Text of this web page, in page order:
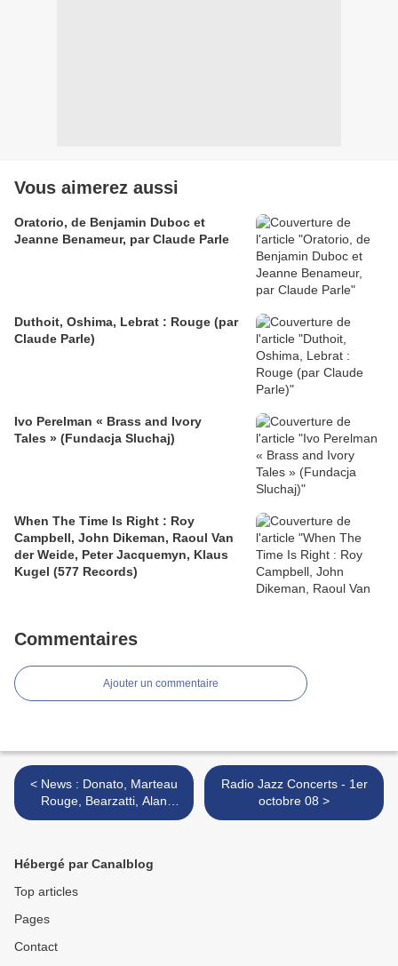
Vous aimerez aussi
Oratorio, de Benjamin Duboc et
Jeanne Benameur, par Claude Parle
Duthoit, Oshima, Lebrat : Rouge (par
Claude Parle)
Ivo Perelman « Brass and Ivory
Tales » (Fundacja Sluchaj)
When The Time Is Right : Roy
Campbell, John Dikeman, Raoul Van
der Weide, Peter Jacquemyn, Klaus
Kugel (577 Records)
Commentaires
Ajouter un commentaire
< News : Donato, Marteau
Rouge, Bearzatti, Alan
Silva, Humair, Marzan, Nuit
Radio Jazz Concerts - 1er
octobre 08 >
Hébergé par Canalblog
Top articles
Pages
Contact